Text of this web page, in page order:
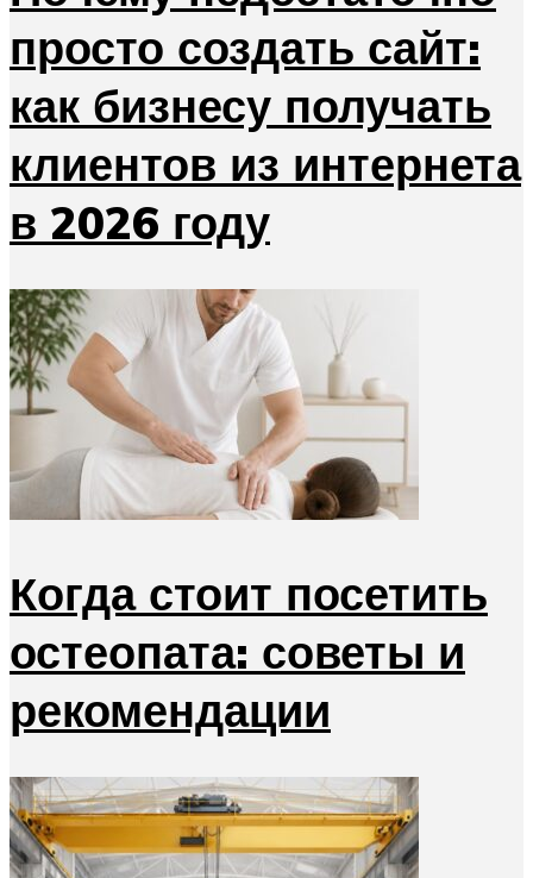
просто создать сайт:
как бизнесу получать
клиентов из интернета
в 2026 году
Когда стоит посетить
остеопата: советы и
рекомендации